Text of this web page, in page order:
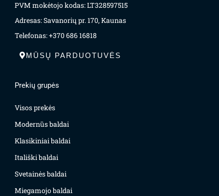
PVM mokėtojo kodas: LT328597515
Adresas: Savanorių pr. 170, Kaunas
Telefonas: +370 686 16818
MŪSŲ PARDUOTUVĖS
Prekių grupės
Visos prekės
Modernūs baldai
Klasikiniai baldai
Itališki baldai
Svetainės baldai
Miegamojo baldai